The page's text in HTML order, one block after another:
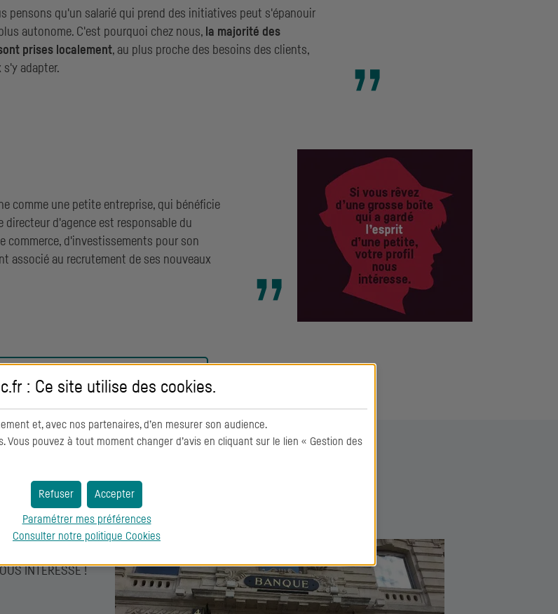
pensons qu'un salarié qui prend des initiatives peut s'épanouir
autonome. C'est pourquoi chez nous, la majorité des
prises localement, au plus proche des besoins des clients,
s'y adapter.
comme une petite entreprise, qui bénéficie
directeur d'agence est responsable du
commerce, d'investissements pour son
associé au recrutement de ses nouveaux
sommes-nous ?
nouveau
de
INTÉRESSE !
: Ce site utilise des cookies.
et, avec nos partenaires, d’en mesurer son audience.
Vous pouvez à tout moment changer d’avis en cliquant sur le lien « Gestion des
Accepter
Refuser
Paramétrer mes préférences
Consulter notre politique Cookies